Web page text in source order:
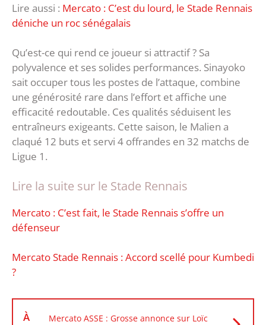
Lire aussi : Mercato : C’est du lourd, le Stade Rennais
déniche un roc sénégalais
Qu’est-ce qui rend ce joueur si attractif ? Sa
polyvalence et ses solides performances. Sinayoko
sait occuper tous les postes de l’attaque, combine
une générosité rare dans l’effort et affiche une
efficacité redoutable. Ces qualités séduisent les
entraîneurs exigeants. Cette saison, le Malien a
claqué 12 buts et servi 4 offrandes en 32 matchs de
Ligue 1.
Lire la suite sur le Stade Rennais
Mercato : C’est fait, le Stade Rennais s’offre un
défenseur
Mercato Stade Rennais : Accord scellé pour Kumbedi
?
À Mercato ASSE : Grosse annonce sur Loïc